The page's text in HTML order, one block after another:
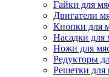
Гайки для
Двигатели
Кнопки для
Насадки для
Ножи для
Редукторы
Решетки для